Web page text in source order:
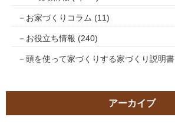
お家づくりコラム (11)
お役立ち情報 (240)
頭を使って家づくりする家づくり説明書
アーカイブ